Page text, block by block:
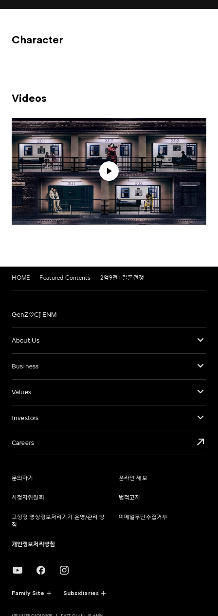
Character
Videos
HOME Featured Contents 2억9천 : 결혼전쟁
GenZ♡CJ ENM
About Us
Business
Values
Investors
Careers
문의하기 온라인 제보
시청자위원회 법적고지
고정형 영상정보처리기기 운영/관리 방
침
이메일무단수집거부
개인정보처리방침
Family Site Subsidiaries